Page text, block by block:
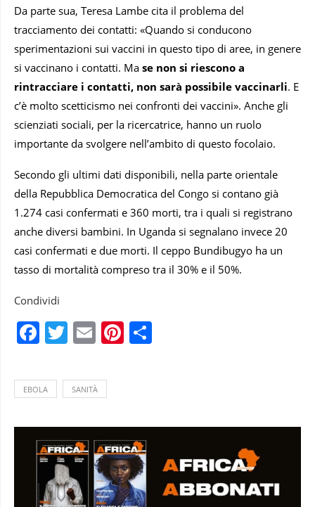
Da parte sua, Teresa Lambe cita il problema del
tracciamento dei contatti: «Quando si conducono
sperimentazioni sui vaccini in questo tipo di aree, in genere
si vaccinano i contatti. Ma se non si riescono a
rintracciare i contatti, non sarà possibile vaccinarli. E
c’è molto scetticismo nei confronti dei vaccini». Anche gli
scienziati sociali, per la ricercatrice, hanno un ruolo
importante da svolgere nell’ambito di questo focolaio.
Secondo gli ultimi dati disponibili, nella parte orientale
della Repubblica Democratica del Congo si contano già
1.274 casi confermati e 360 morti, tra i quali si registrano
anche diversi bambini. In Uganda si segnalano invece 20
casi confermati e due morti. Il ceppo Bundibugyo ha un
tasso di mortalità compreso tra il 30% e il 50%.
Condividi
Facebook
Twitter
EmailPinterest
EBOLA SANITÀ